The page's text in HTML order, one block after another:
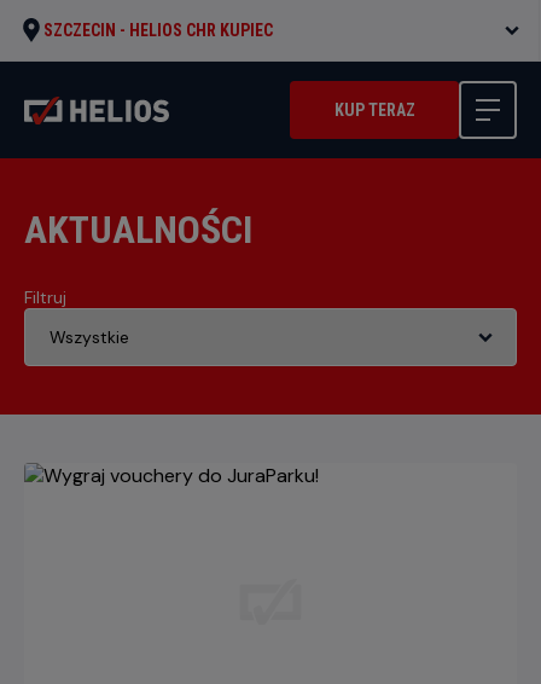
SZCZECIN - HELIOS CHR KUPIEC
KUP TERAZ
AKTUALNOŚCI
Filtruj